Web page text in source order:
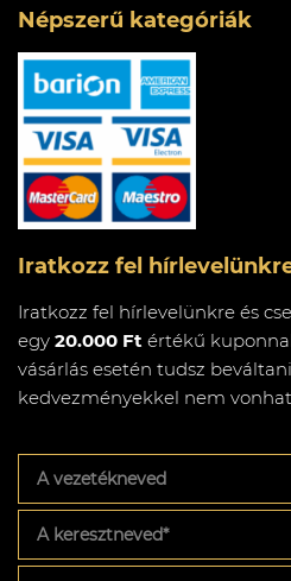
Népszerű kategóriák
Iratkozz fel
Iratkozz fel hírlevelünkre és
egy 20.000 Ft értékű
vásárlás esetén tudsz
kedvezményekkel nem
vezetékneved
keresztneved*